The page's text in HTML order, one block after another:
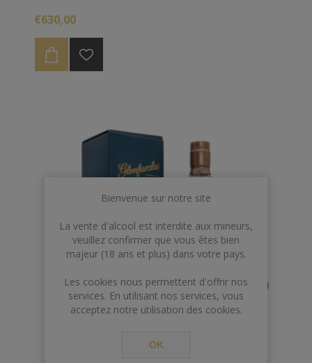
américain et du sherry espagnol apporte une richesse
€630,00
Bienvenue sur notre site
La vente d'alcool est interdite aux mineurs,
veuillez confirmer que vous êtes bien
majeur (18 ans et plus) dans votre pays.
Les cookies nous permettent d'offrir nos
services. En utilisant nos services, vous
acceptez notre utilisation des cookies.
OK